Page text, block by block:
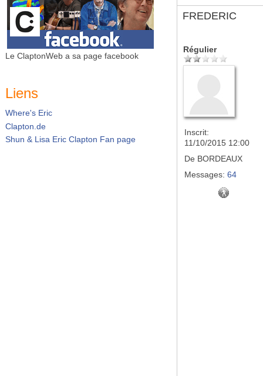
Le ClaptonWeb a sa page facebook
Liens
Where's Eric
Clapton.de
Shun & Lisa Eric Clapton Fan page
FREDERIC
Régulier
Inscrit:
11/10/2015 12:00
De BORDEAUX
Messages: 64